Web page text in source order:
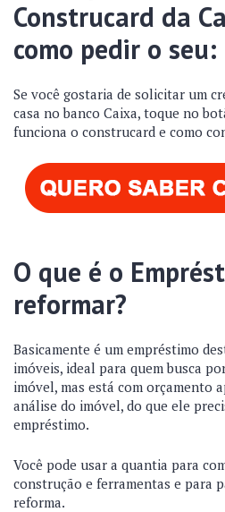
Construcard da
como pedir o seu:
Se você gostaria de solicitar um
casa no banco Caixa, toque no
funciona o construcard e como
O que é o
reformar?
Basicamente é um empréstimo
imóveis, ideal para quem busca
imóvel, mas está com orçamento
análise do imóvel, do que ele
empréstimo.
Você pode usar a quantia para
construção e ferramentas e para
reforma.